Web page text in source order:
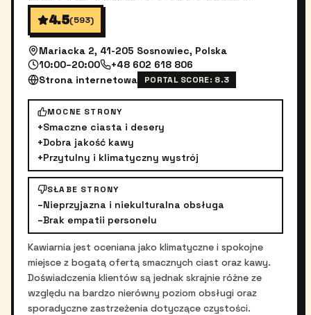
4.5(593)
Mariacka 2, 41-205 Sosnowiec, Polska
10:00–20:00
+48 602 618 806
Strona internetowa
PORTAL SCORE: 8.3
MOCNE STRONY
+Smaczne ciasta i desery
+Dobra jakość kawy
+Przytulny i klimatyczny wystrój
SŁABE STRONY
–Nieprzyjazna i niekulturalna obsługa
–Brak empatii personelu
Kawiarnia jest oceniana jako klimatyczne i spokojne
miejsce z bogatą ofertą smacznych ciast oraz kawy.
Doświadczenia klientów są jednak skrajnie różne ze
względu na bardzo nierówny poziom obsługi oraz
sporadyczne zastrzeżenia dotyczące czystości.